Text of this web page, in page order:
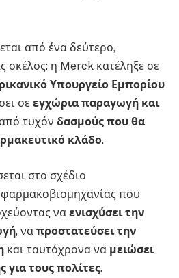
από ένα δεύτερο,
σκέλος: η Merck κατέληξε σε
Υπουργείο Εμπορίου
σε εγχώρια παραγωγή και
τυχόν δασμούς που θα
κλάδο.
στο σχέδιο
που
να ενισχύσει την
, να προστατεύσει την
και ταυτόχρονα να μειώσει
για τους πολίτες.